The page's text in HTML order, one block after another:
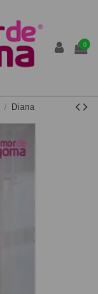
0
Diana